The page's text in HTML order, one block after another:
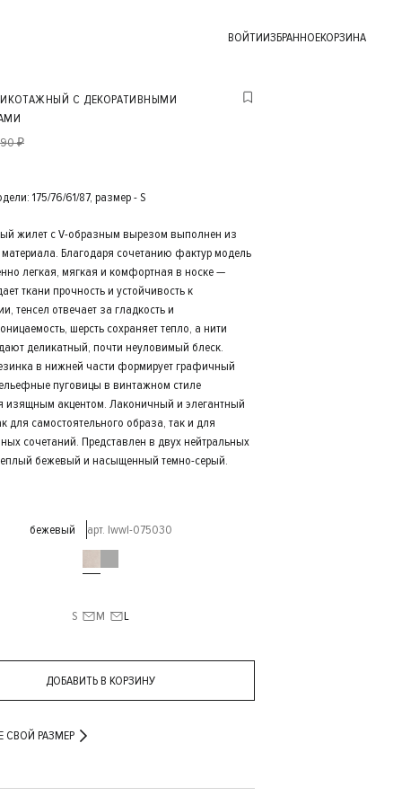
ВОЙТИИЗБРАННОЕКОРЗИНА
С ДЕКОРАТИВНЫМИ
₽
175/76/61/87, размер - S
жилет с V-образным вырезом выполнен из
материала. Благодаря сочетанию фактур модель
легкая, мягкая и комфортная в носке —
ткани прочность и устойчивость к
тенсел отвечает за гладкость и
шерсть сохраняет тепло, а нити
деликатный, почти неуловимый блеск.
в нижней части формирует графичный
пуговицы в винтажном стиле
изящным акцентом. Лаконичный и элегантный
для самостоятельного образа, так и для
сочетаний. Представлен в двух нейтральных
бежевый и насыщенный темно-серый.
бежевый арт. lwwl-075030
S M L
ДОБАВИТЬ В КОРЗИНУ
СВОЙ РАЗМЕР